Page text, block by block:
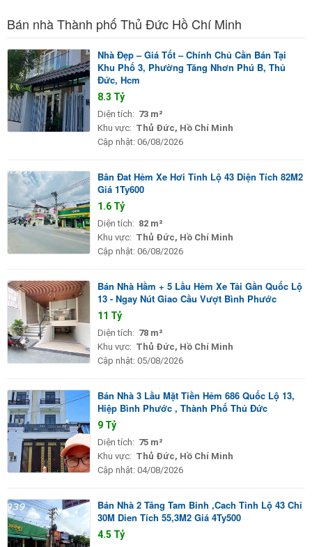
Bán nhà Thành phố Thủ Đức Hồ Chí Minh
Nhà Đẹp – Giá Tốt – Chính Chủ Cần Bán Tại
Khu Phố 3, Phường Tăng Nhơn Phú B, Thủ
Đức, Hcm
8.3 Tỷ
Diện tích: 73 m²
Khu vực: Thủ Đức, Hồ Chí Minh
Cập nhật: 06/08/2026
Bân Đat Hẻm Xe Hơi Tinh Lộ 43 Diện Tích 82M2
Giá 1Ty600
1.6 Tỷ
Diện tích: 82 m²
Khu vực: Thủ Đức, Hồ Chí Minh
Cập nhật: 06/08/2026
Bán Nhà Hầm + 5 Lầu Hẻm Xe Tải Gần Quốc Lộ
13 - Ngay Nút Giao Cầu Vượt Bình Phước
11 Tỷ
Diện tích: 78 m²
Khu vực: Thủ Đức, Hồ Chí Minh
Cập nhật: 05/08/2026
Bán Nhà 3 Lầu Mặt Tiền Hẻm 686 Quốc Lộ 13,
Hiệp Bình Phước , Thành Phố Thủ Đức
9 Tỷ
Diện tích: 75 m²
Khu vực: Thủ Đức, Hồ Chí Minh
Cập nhật: 04/08/2026
Bán Nhà 2 Tâng Tam Binh ,Cach Tinh Lộ 43 Chỉ
30M Dien Tích 55,3M2 Giá 4Ty500
4.5 Tỷ